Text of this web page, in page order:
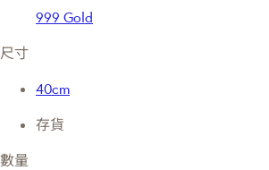
999 Gold
尺寸
40cm
存貨
數量